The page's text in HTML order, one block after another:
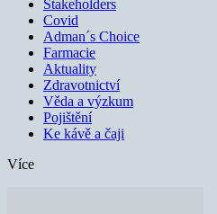
Stakeholders
Covid
Adman´s Choice
Farmacie
Aktuality
Zdravotnictví
Věda a výzkum
Pojištění
Ke kávě a čaji
Více